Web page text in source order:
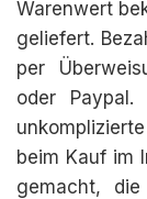
Warenwert
geliefert.
per
oder
beim Kauf im
gemacht,